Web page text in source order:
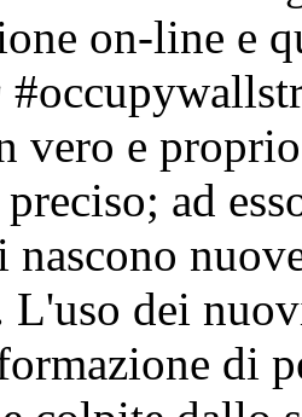
on-line e
vero e
ad
dei
di